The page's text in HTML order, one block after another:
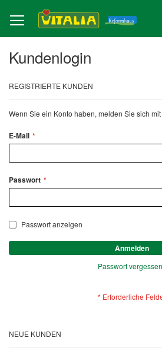
zum
Inhalt
Kundenlogin
REGISTRIERTE KUNDEN
Wenn Sie ein Konto haben, melden Sie sich
E-Mail
Passwort
Passwort anzeigen
Anmelden
Passwort
NEUE KUNDEN